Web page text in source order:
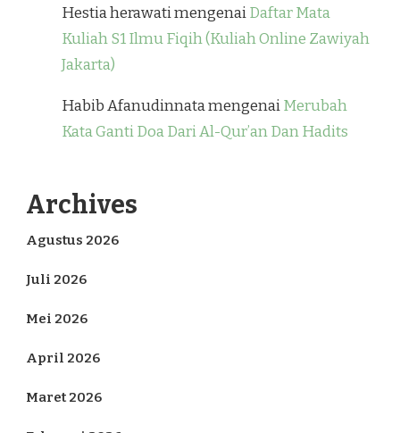
Hestia herawatimengenaiDaftar Mata
Kuliah S1 Ilmu Fiqih (Kuliah Online Zawiyah
Jakarta)
Habib AfanudinnatamengenaiMerubah
Kata Ganti Doa Dari Al-Qur’an Dan Hadits
Archives
Agustus 2026
Juli 2026
Mei 2026
April 2026
Maret 2026